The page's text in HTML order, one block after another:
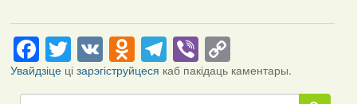
Facebook
Twitter
VKOdnoklassniki
Telegram
ViberCopy
Link
Увайдзіцеці зарэгіструйцеся каб пакідаць каментары.
Пошук